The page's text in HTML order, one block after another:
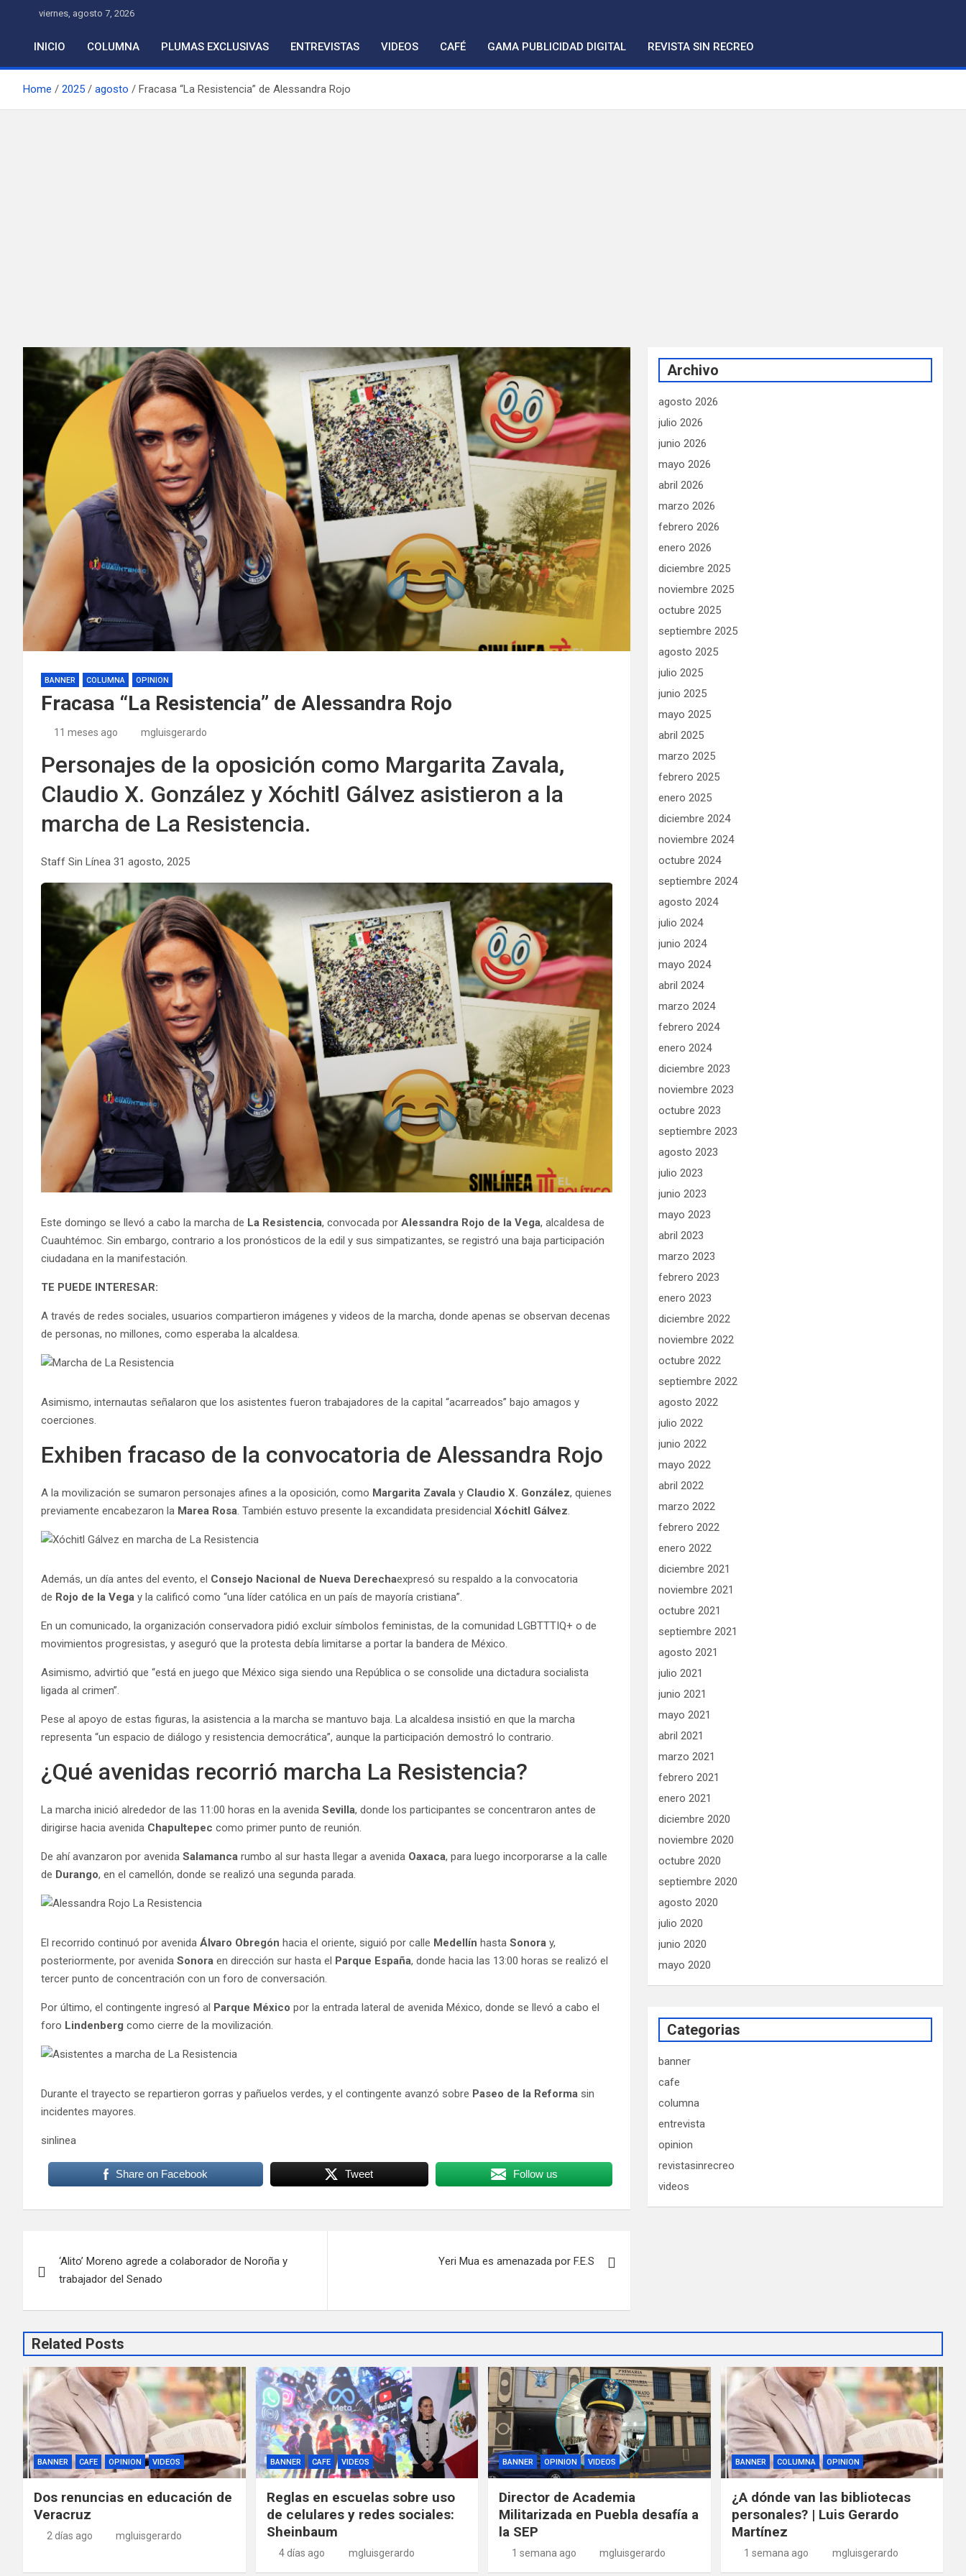
content
viernes, agosto 7, 2026
INICIO COLUMNA PLUMAS EXCLUSIVAS ENTREVISTAS VIDEOS CAFÉ GAMA PUBLICIDAD DIGITAL REVISTA SIN RECREO
Home 2025 agosto Fracasa “La Resistencia” de Alessandra Rojo
BANNER COLUMNA OPINION
Fracasa “La Resistencia” de Alessandra Rojo
11 meses ago mgluisgerardo
Personajes de la oposición como Margarita Zavala,
Claudio X. González y Xóchitl Gálvez asistieron a la
marcha de La Resistencia.
Staff Sin Línea 31 agosto, 2025
Este domingo se llevó a cabo la marcha de La Resistencia, convocada por Alessandra Rojo de la Vega, alcaldesa de
Cuauhtémoc. Sin embargo, contrario a los pronósticos de la edil y sus simpatizantes, se registró una baja participación
ciudadana en la manifestación.
TE PUEDE INTERESAR:
A través de redes sociales, usuarios compartieron imágenes y videos de la marcha, donde apenas se observan decenas
de personas, no millones, como esperaba la alcaldesa.
Asimismo, internautas señalaron que los asistentes fueron trabajadores de la capital “acarreados” bajo amagos y
coerciones.
Exhiben fracaso de la convocatoria de Alessandra Rojo
A la movilización se sumaron personajes afines a la oposición, como Margarita Zavala y Claudio X. González, quienes
previamente encabezaron la Marea Rosa. También estuvo presente la excandidata presidencial Xóchitl Gálvez.
Además, un día antes del evento, el Consejo Nacional de Nueva Derechaexpresó su respaldo a la convocatoria
de Rojo de la Vega y la calificó como “una líder católica en un país de mayoría cristiana”.
En un comunicado, la organización conservadora pidió excluir símbolos feministas, de la comunidad LGBTTTIQ+ o de
movimientos progresistas, y aseguró que la protesta debía limitarse a portar la bandera de México.
Asimismo, advirtió que “está en juego que México siga siendo una República o se consolide una dictadura socialista
ligada al crimen”.
Pese al apoyo de estas figuras, la asistencia a la marcha se mantuvo baja. La alcaldesa insistió en que la marcha
representa “un espacio de diálogo y resistencia democrática”, aunque la participación demostró lo contrario.
¿Qué avenidas recorrió marcha La Resistencia?
La marcha inició alrededor de las 11:00 horas en la avenida Sevilla, donde los participantes se concentraron antes de
dirigirse hacia avenida Chapultepec como primer punto de reunión.
De ahí avanzaron por avenida Salamanca rumbo al sur hasta llegar a avenida Oaxaca, para luego incorporarse a la calle
de Durango, en el camellón, donde se realizó una segunda parada.
El recorrido continuó por avenida Álvaro Obregón hacia el oriente, siguió por calle Medellín hasta Sonora y,
posteriormente, por avenida Sonora en dirección sur hasta el Parque España, donde hacia las 13:00 horas se realizó el
tercer punto de concentración con un foro de conversación.
Por último, el contingente ingresó al Parque México por la entrada lateral de avenida México, donde se llevó a cabo el
foro Lindenberg como cierre de la movilización.
Durante el trayecto se repartieron gorras y pañuelos verdes, y el contingente avanzó sobre Paseo de la Reforma sin
incidentes mayores.
sinlinea
Share on Facebook Tweet Follow us
de
entradas
‘Alito’ Moreno agrede a colaborador de Noroña y
trabajador del Senado
Yeri Mua es amenazada por F.E.S
Archivo
agosto 2026
julio 2026
junio 2026
mayo 2026
abril 2026
marzo 2026
febrero 2026
enero 2026
diciembre 2025
noviembre 2025
octubre 2025
septiembre 2025
agosto 2025
julio 2025
junio 2025
mayo 2025
abril 2025
marzo 2025
febrero 2025
enero 2025
diciembre 2024
noviembre 2024
octubre 2024
septiembre 2024
agosto 2024
julio 2024
junio 2024
mayo 2024
abril 2024
marzo 2024
febrero 2024
enero 2024
diciembre 2023
noviembre 2023
octubre 2023
septiembre 2023
agosto 2023
julio 2023
junio 2023
mayo 2023
abril 2023
marzo 2023
febrero 2023
enero 2023
diciembre 2022
noviembre 2022
octubre 2022
septiembre 2022
agosto 2022
julio 2022
junio 2022
mayo 2022
abril 2022
marzo 2022
febrero 2022
enero 2022
diciembre 2021
noviembre 2021
octubre 2021
septiembre 2021
agosto 2021
julio 2021
junio 2021
mayo 2021
abril 2021
marzo 2021
febrero 2021
enero 2021
diciembre 2020
noviembre 2020
octubre 2020
septiembre 2020
agosto 2020
julio 2020
junio 2020
mayo 2020
Categorias
banner
cafe
columna
entrevista
opinion
revistasinrecreo
videos
Related Posts
BANNER CAFE OPINION VIDEOS
Dos renuncias en educación de
Veracruz
2 días ago mgluisgerardo
BANNER CAFE VIDEOS
Reglas en escuelas sobre uso
de celulares y redes sociales:
Sheinbaum
4 días ago mgluisgerardo
BANNER OPINION VIDEOS
Director de Academia
Militarizada en Puebla desafía a
la SEP
1 semana ago mgluisgerardo
BANNER COLUMNA OPINION
¿A dónde van las bibliotecas
personales? | Luis Gerardo
Martínez
1 semana ago mgluisgerardo